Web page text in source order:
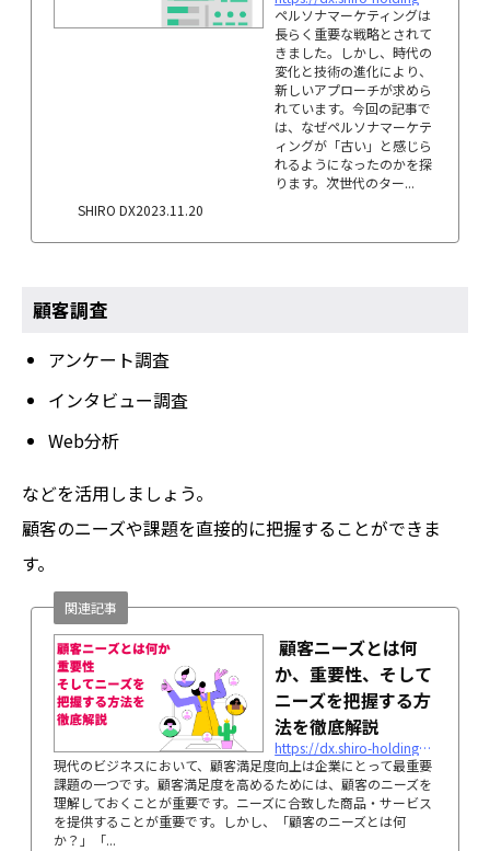
ペルソナマーケティングは
長らく重要な戦略とされて
きました。しかし、時代の
変化と技術の進化により、
新しいアプローチが求めら
れています。今回の記事で
は、なぜペルソナマーケテ
ィングが「古い」と感じら
れるようになったのかを探
ります。次世代のター...
SHIRO DX2023.11.20
顧客調査
アンケート調査
インタビュー調査
Web分析
などを活用しましょう。
顧客のニーズや課題を直接的に把握することができま
す。
顧客ニーズとは何
か、重要性、そして
ニーズを把握する方
法を徹底解説
https://dx.shiro-holdings.co.jp/p2962
現代のビジネスにおいて、顧客満足度向上は企業にとって最重要
課題の一つです。顧客満足度を高めるためには、顧客のニーズを
理解しておくことが重要です。ニーズに合致した商品・サービス
を提供することが重要です。しかし、「顧客のニーズとは何
か？」「...
関連記事